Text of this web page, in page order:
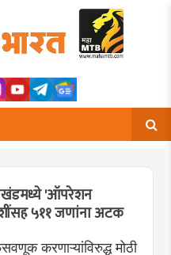
'ऑपरेशन
५११ जणांना अटक
करणाऱ्यांविरुद्ध मोठी